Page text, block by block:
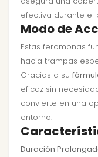
efectiva durante
Modo de
Estas feromonas
hacia trampas
Gracias a su
eficaz sin
convierte en una
entorno.
Duración